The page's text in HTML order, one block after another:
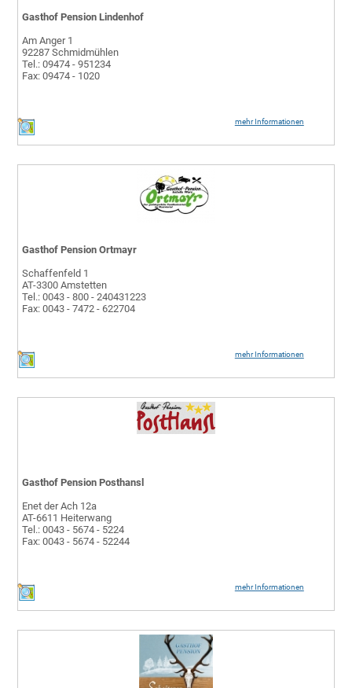
mehr Informationen
Gasthof Pension Lindenhof
Am Anger 1
92287 Schmidmühlen
Tel.: 09474 - 951234
Fax: 09474 - 1020
mehr Informationen
Gasthof Pension Ortmayr
Schaffenfeld 1
AT-3300 Amstetten
Tel.: 0043 - 800 - 240431223
Fax: 0043 - 7472 - 622704
mehr Informationen
Gasthof Pension Posthansl
Enet der Ach 12a
AT-6611 Heiterwang
Tel.: 0043 - 5674 - 5224
Fax: 0043 - 5674 - 52244